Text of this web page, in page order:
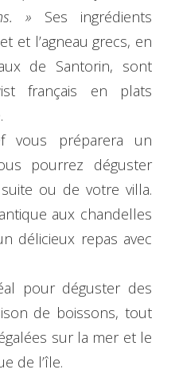
» Ses ingrédients
et l’agneau grecs, en
de Santorin, sont
français en plats
vous préparera un
pourrez déguster
ou de votre villa.
aux chandelles
délicieux repas avec
pour déguster des
de boissons, tout
sur la mer et le
de l’île.